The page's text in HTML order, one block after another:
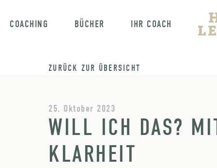
COACHING BÜCHER IHR COACH
ZURÜCK ZUR ÜBERSICHT
25. Oktober 2023
WILL ICH DAS?
KLARHEIT